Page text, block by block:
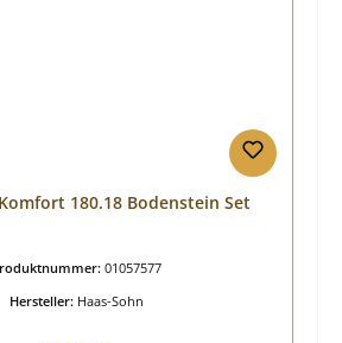
180.18 Bodenstein Set
01057577
Hersteller: Haas-Sohn